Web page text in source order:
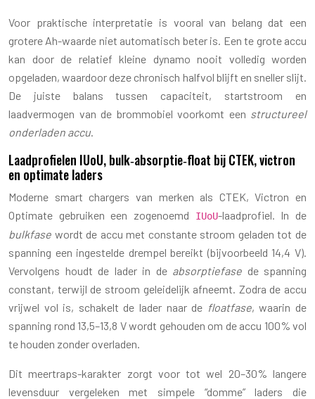
Voor praktische interpretatie is vooral van belang dat een
grotere Ah-waarde niet automatisch beter is. Een te grote accu
kan door de relatief kleine dynamo nooit volledig worden
opgeladen, waardoor deze chronisch halfvol blijft en sneller slijt.
De juiste balans tussen capaciteit, startstroom en
laadvermogen van de brommobiel voorkomt een structureel
onderladen accu.
Laadprofielen IUoU, bulk‑absorptie‑float bij CTEK, victron
en optimate laders
Moderne smart chargers van merken als CTEK, Victron en
Optimate gebruiken een zogenoemd
IUoU-laadprofiel. In de
bulkfase wordt de accu met constante stroom geladen tot de
spanning een ingestelde drempel bereikt (bijvoorbeeld 14,4 V).
Vervolgens houdt de lader in de absorptiefase de spanning
constant, terwijl de stroom geleidelijk afneemt. Zodra de accu
vrijwel vol is, schakelt de lader naar de floatfase, waarin de
spanning rond 13,5–13,8 V wordt gehouden om de accu 100% vol
te houden zonder overladen.
Dit meertraps-karakter zorgt voor tot wel 20–30% langere
levensduur vergeleken met simpele “domme” laders die